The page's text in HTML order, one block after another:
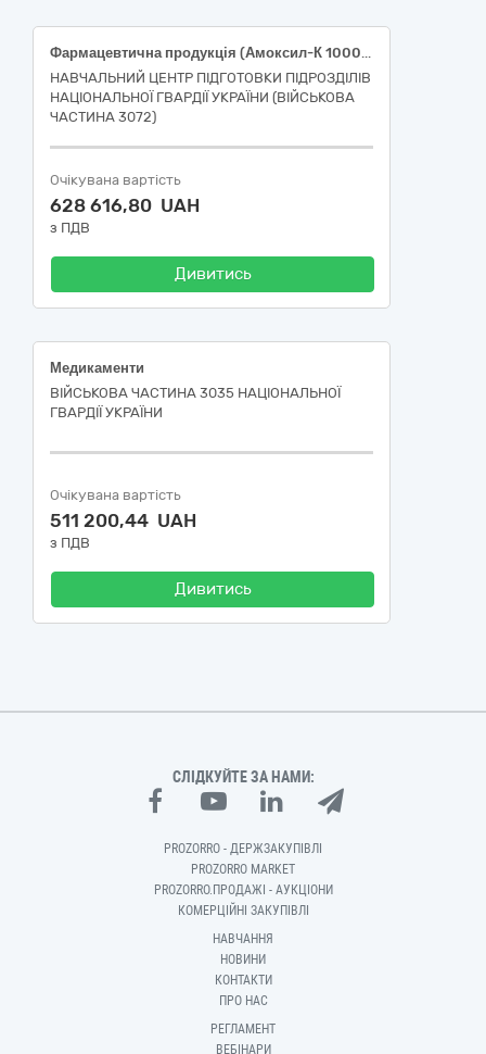
Фармацевтична продукція (Амоксил-К 1000 табл.в/пл.об.875мг/125мг №14, Азитроміцин-Здоров’я табл. в/пл.об. 500мг № 3, Кларитроміцин- Здоров’я табл в/пл.об. 500 мг №10, Ібупрофен-Здоров’я капс 400 мг № 20, Ровамед табл. в/пл. об. 20 мг №30, Карведилол-КВ табл. 12.5 мг №30, Аттенто 40/10 табл.в/пл.об. 40 мг/10мг №28, Аміксин ІС табл. в/об. 0.125г №3)
НАВЧАЛЬНИЙ ЦЕНТР ПІДГОТОВКИ ПІДРОЗДІЛІВ
НАЦІОНАЛЬНОЇ ГВАРДІЇ УКРАЇНИ (ВІЙСЬКОВА
ЧАСТИНА 3072)
Очікувана вартість
628 616,80 UAH
з ПДВ
Дивитись
Медикаменти
ВІЙСЬКОВА ЧАСТИНА 3035 НАЦІОНАЛЬНОЇ
ГВАРДІЇ УКРАЇНИ
Очікувана вартість
511 200,44 UAH
з ПДВ
Дивитись
СЛІДКУЙТЕ ЗА НАМИ:
PROZORRO - ДЕРЖЗАКУПІВЛІ
PROZORRO MARKET
PROZORRO.ПРОДАЖІ - АУКЦІОНИ
КОМЕРЦІЙНІ ЗАКУПІВЛІ
НАВЧАННЯ
НОВИНИ
КОНТАКТИ
ПРО НАС
РЕГЛАМЕНТ
ВЕБІНАРИ